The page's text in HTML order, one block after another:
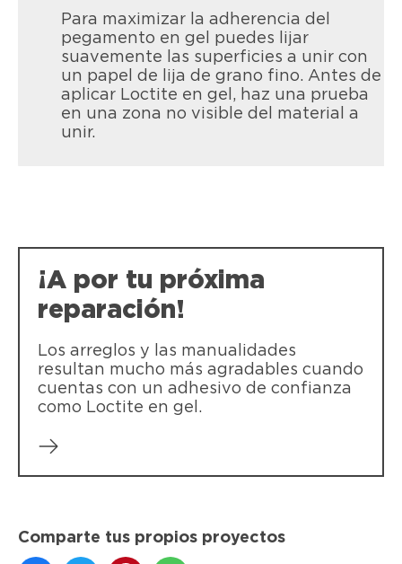
LOCTITE SG3 Power Gel
materiales flexibles
Para maximizar la adherencia del
pegamento en gel puedes lijar
suavemente las superficies a unir con
un papel de lija de grano fino. Antes de
aplicar Loctite en gel, haz una prueba
en una zona no visible del material a
unir.
¡A por tu próxima
reparación!
Los arreglos y las manualidades
resultan mucho más agradables cuando
cuentas con un adhesivo de confianza
como Loctite en gel.
Comparte tus propios proyectos